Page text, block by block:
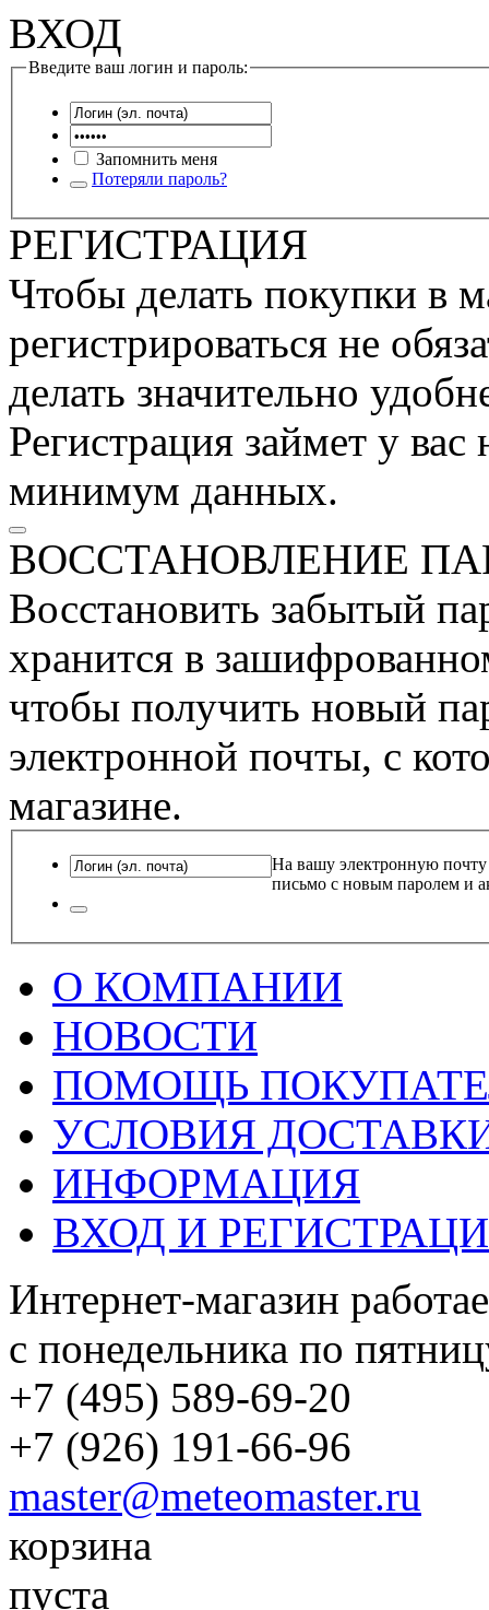
ВХОД
Введите ваш логин и пароль:
Запомнить меня
Потеряли пароль?
РЕГИСТРАЦИЯ
Чтобы делать покупки в
регистрироваться не
делать значительно
Регистрация займет у
минимум данных.
ВОССТАНОВЛЕНИЕ
Восстановить забытый
хранится в
чтобы получить новый
электронной почты, с
магазине.
На вашу электронную почту
письмо с новым паролем и
О КОМПАНИИ
НОВОСТИ
ПОМОЩЬ
УСЛОВИЯ
ИНФОРМАЦИЯ
ВХОД И
Интернет-магазин
с понедельника по
+7 (495) 589-69-20
+7 (926) 191-66-96
master@meteomaster.ru
корзина
пуста